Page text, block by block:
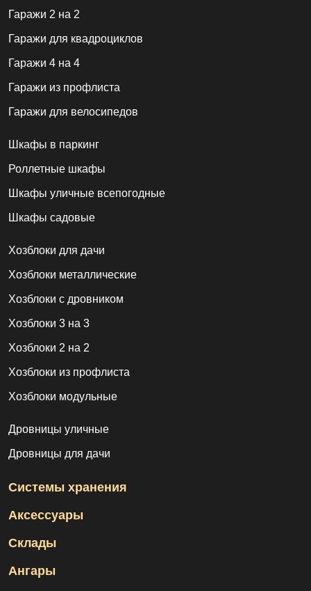
Гаражи 2 на 2
Гаражи для квадроциклов
Гаражи 4 на 4
Гаражи из профлиста
Гаражи для велосипедов
Шкафы в паркинг
Роллетные шкафы
Шкафы уличные всепогодные
Шкафы садовые
Хозблоки для дачи
Хозблоки металлические
Хозблоки с дровником
Хозблоки 3 на 3
Хозблоки 2 на 2
Хозблоки из профлиста
Хозблоки модульные
Дровницы уличные
Дровницы для дачи
Системы хранения
Аксессуары
Склады
Ангары